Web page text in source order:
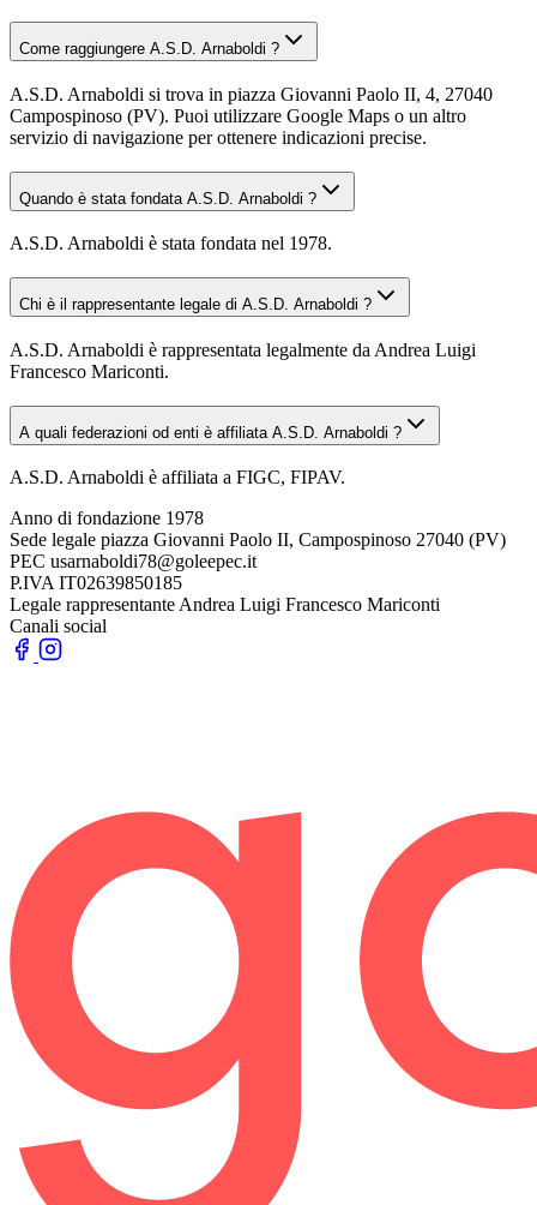
Come raggiungere A.S.D. Arnaboldi ?
A.S.D. Arnaboldi si trova in piazza Giovanni Paolo II, 4, 27040
Campospinoso (PV). Puoi utilizzare Google Maps o un altro
servizio di navigazione per ottenere indicazioni precise.
Quando è stata fondata A.S.D. Arnaboldi ?
A.S.D. Arnaboldi è stata fondata nel 1978.
Chi è il rappresentante legale di A.S.D. Arnaboldi ?
A.S.D. Arnaboldi è rappresentata legalmente da Andrea Luigi
Francesco Mariconti.
A quali federazioni od enti è affiliata A.S.D. Arnaboldi ?
A.S.D. Arnaboldi è affiliata a FIGC, FIPAV.
Anno di fondazione 1978
Sede legale piazza Giovanni Paolo II, Campospinoso 27040 (PV)
PEC usarnaboldi78@goleepec.it
P.IVA IT02639850185
Legale rappresentante Andrea Luigi Francesco Mariconti
Canali social